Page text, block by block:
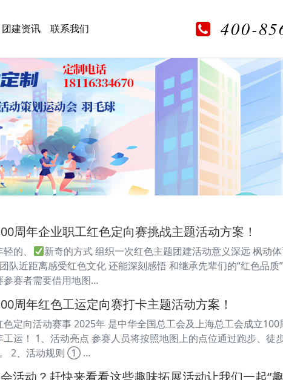
团建资讯 联系我们 400-
周年企业职工红色定向赛挑战主题活动方案！
的、
新奇的方式 组织一次红色主题团建活动意义深远 枫动
近距离感受红色文化 还能深刻感悟 和继承先辈们的“红色品质
参赛者需要借用地图…
周年红色工运定向赛打卡主题活动方案！
定向活动赛事 2025年 是中华全国总工会及上海总工会成立100
运！ 1、活动亮点 参赛人员将按照地图上的点位通过跑步、徒
。 2、活动规则 ① …